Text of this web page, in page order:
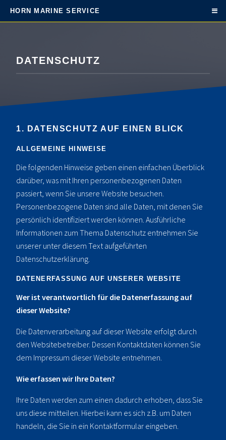
HORN MARINE SERVICE
DATENSCHUTZ
1. DATENSCHUTZ AUF EINEN BLICK
ALLGEMEINE HINWEISE
Die folgenden Hinweise geben einen einfachen Überblick
darüber, was mit Ihren personenbezogenen Daten
passiert, wenn Sie unsere Website besuchen.
Personenbezogene Daten sind alle Daten, mit denen Sie
persönlich identifiziert werden können. Ausführliche
Informationen zum Thema Datenschutz entnehmen Sie
unserer unter diesem Text aufgeführten
Datenschutzerklärung.
DATENERFASSUNG AUF UNSERER WEBSITE
Wer ist verantwortlich für die Datenerfassung auf
dieser Website?
Die Datenverarbeitung auf dieser Website erfolgt durch
den Websitebetreiber. Dessen Kontaktdaten können Sie
dem Impressum dieser Website entnehmen.
Wie erfassen wir Ihre Daten?
Ihre Daten werden zum einen dadurch erhoben, dass Sie
uns diese mitteilen. Hierbei kann es sich z.B. um Daten
handeln, die Sie in ein Kontaktformular eingeben.